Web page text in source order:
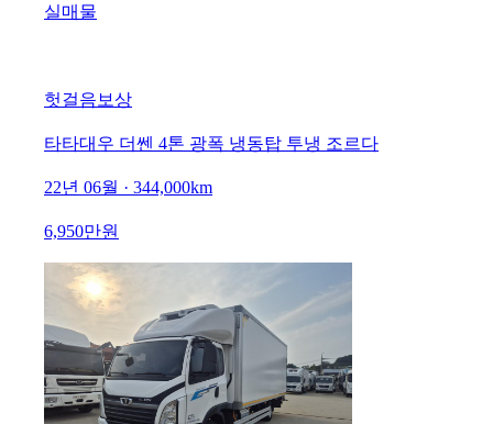
실매물
헛걸음보상
타타대우 더쎈 4톤 광폭 냉동탑 투냉 조르다
22년 06월 · 344,000km
6,950만원